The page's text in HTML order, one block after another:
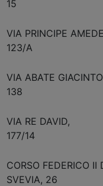
15
VIA PRINCIPE
123/A
VIA ABATE
138
VIA RE DAVID,
177/14
CORSO FEDERICO II
SVEVIA, 26